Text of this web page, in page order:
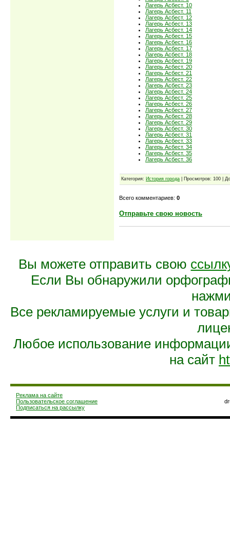
Лагерь Асбест. 10
Лагерь Асбест. 11
Лагерь Асбест. 12
Лагерь Асбест. 13
Лагерь Асбест. 14
Лагерь Асбест. 15
Лагерь Асбест. 16
Лагерь Асбест. 17
Лагерь Асбест. 18
Лагерь Асбест. 19
Лагерь Асбест. 20
Лагерь Асбест. 21
Лагерь Асбест. 22
Лагерь Асбест. 23
Лагерь Асбест. 24
Лагерь Асбест. 25
Лагерь Асбест. 26
Лагерь Асбест. 27
Лагерь Асбест. 28
Лагерь Асбест. 29
Лагерь Асбест. 30
Лагерь Асбест. 31
Лагерь Асбест. 33
Лагерь Асбест. 34
Лагерь Асбест. 35
Лагерь Асбест. 36
Категория: История города | Просмотров: 100 |
Всего комментариев: 0
Отправьте свою новость
Вы можете отправить свою
Если Вы обнаружили
Все рекламируемые услуги и
Любое использование
на сайт
Реклама на сайте
Пользовательское соглашение
Подписаться на рассылку